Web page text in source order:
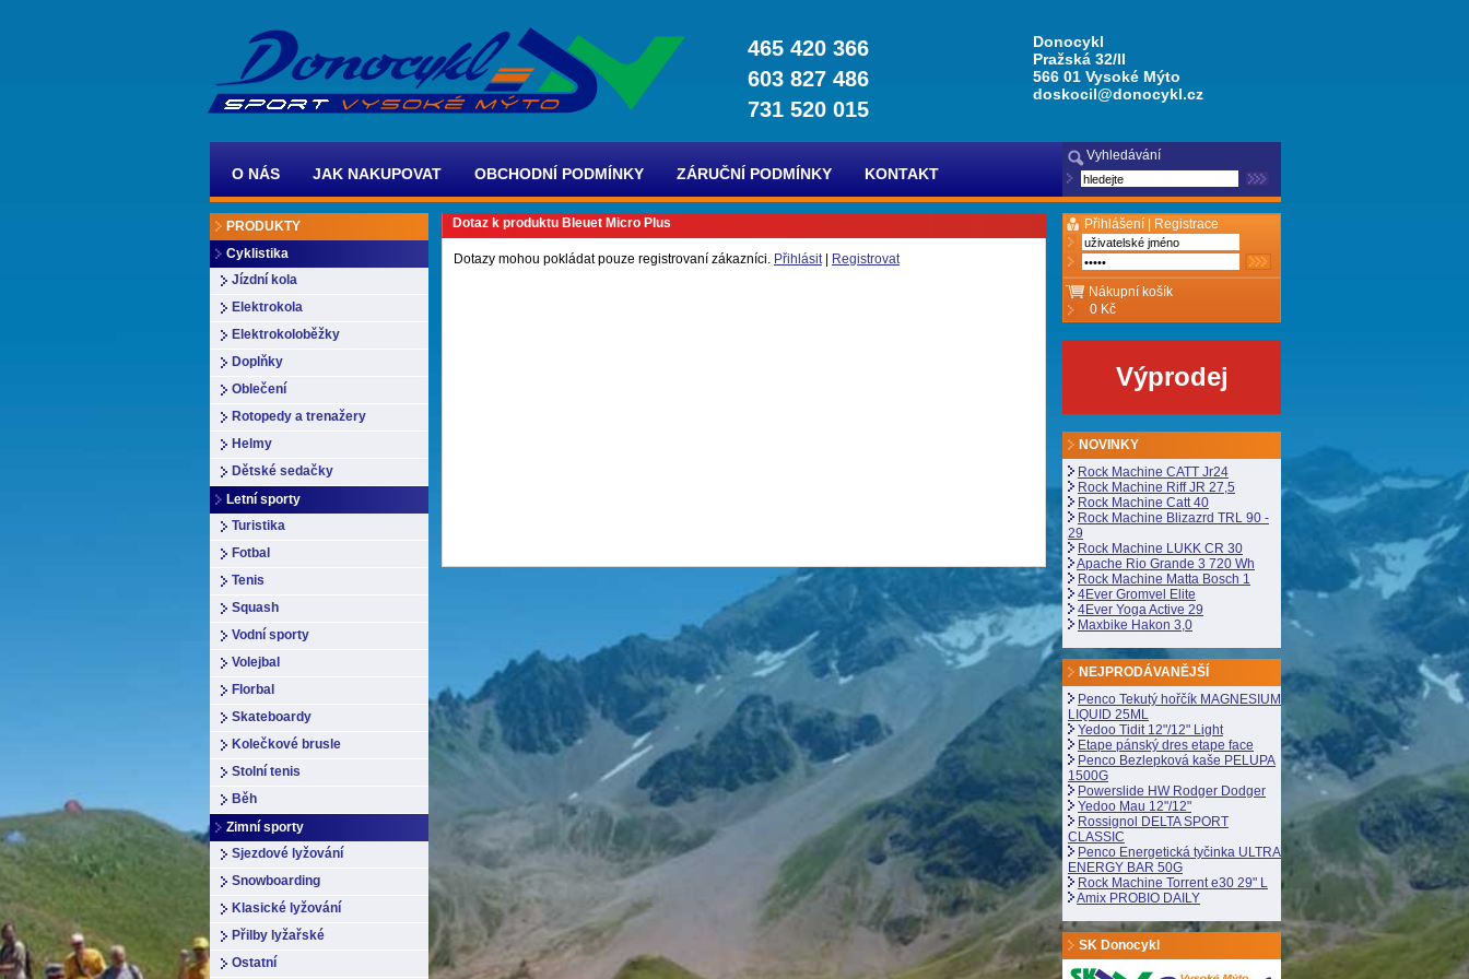
465 420 366
603 827 486
731 520 015
Donocykl
Pražská 32/II
566 01 Vysoké Mýto
doskocil@donocykl.cz
O NÁS JAK NAKUPOVAT OBCHODNÍ PODMÍNKY ZÁRUČNÍ PODMÍNKY KONTAKT
Vyhledávání
PRODUKTY
Cyklistika
Jízdní kola
Elektrokola
Elektrokoloběžky
Doplňky
Oblečení
Rotopedy a trenažery
Helmy
Dětské sedačky
Letní sporty
Turistika
Fotbal
Tenis
Squash
Vodní sporty
Volejbal
Florbal
Skateboardy
Kolečkové brusle
Stolní tenis
Běh
Zimní sporty
Sjezdové lyžování
Snowboarding
Klasické lyžování
Přilby lyžařské
Ostatní
Dotaz k produktu Bleuet Micro Plus
Dotazy mohou pokládat pouze registrovaní zákazníci. Přihlásit| Registrovat
Přihlášení | Registrace
Nákupní košík
0 Kč
Výprodej
NOVINKY
Rock Machine CATT Jr24
Rock Machine Riff JR 27,5
Rock Machine Catt 40
Rock Machine Blizazrd TRL 90 -
29
Rock Machine LUKK CR 30
Apache Rio Grande 3 720 Wh
Rock Machine Matta Bosch 1
4Ever Gromvel Elite
4Ever Yoga Active 29
Maxbike Hakon 3,0
NEJPRODÁVANĚJŠÍ
Penco Tekutý hořčík MAGNESIUM
LIQUID 25ML
Yedoo Tidit 12"/12" Light
Etape pánský dres etape face
Penco Bezlepková kaše PELUPA
1500G
Powerslide HW Rodger Dodger
Yedoo Mau 12"/12"
Rossignol DELTA SPORT
CLASSIC
Penco Energetická tyčinka ULTRA
ENERGY BAR 50G
Rock Machine Torrent e30 29" L
Amix PROBIO DAILY
SK Donocykl